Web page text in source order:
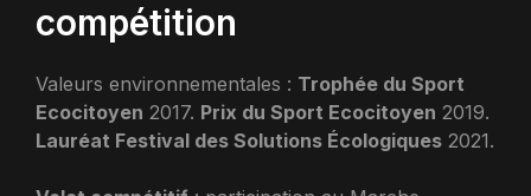
compétition
Valeurs environnementales : Trophée du Sport
Ecocitoyen 2017. Prix du Sport Ecocitoyen 2019.
Lauréat Festival des Solutions Écologiques 2021.